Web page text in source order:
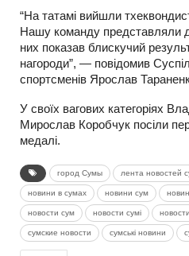
“На татамі вийшли
Нашу команду представляли
них показав блискучий
нагороди”, — повідомив
спортсменів Ярослав
У своїх вагових категоріях
Мирослав Коробчук посіли
медалі.
город Сумы лента новостей
новини в сумах новини сум
новости сум новости сумі
сумские новости сумські новини